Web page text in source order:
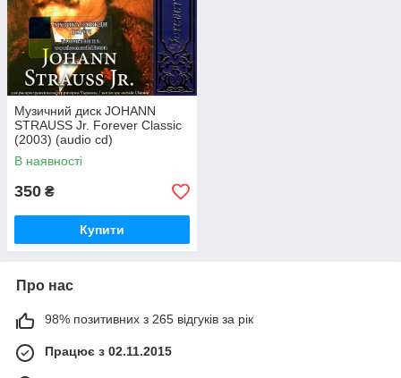
Музичний диск JOHANN
STRAUSS Jr. Forever Classic
(2003) (audio cd)
В наявності
350 ₴
Купити
Про нас
98% позитивних з 265 відгуків за рік
Працює з 02.11.2015